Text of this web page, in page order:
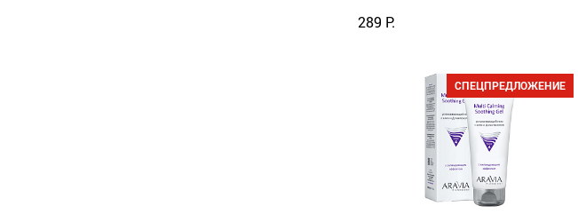
289 Р.
СПЕЦПРЕДЛОЖЕНИЕ